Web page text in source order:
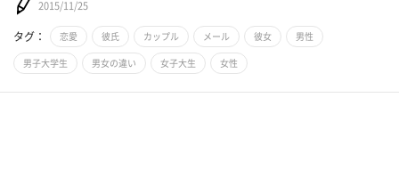
2015/11/25
タグ： 恋愛 彼氏 カップル メール 彼女 男性
男子大学生 男女の違い 女子大生 女性